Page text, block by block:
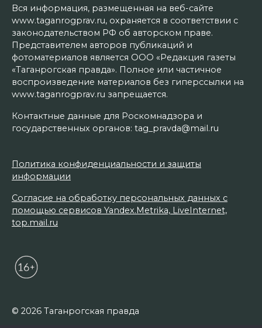
Вся информация, размещенная на веб-сайте
www.taganrogprav.ru, охраняется в соответствии с
законодательством РФ об авторском праве.
Представителем авторов публикаций и
фотоматериалов является ООО «Редакция газеты
«Таганрогская правда». Полное или частичное
воспроизведение материалов без гиперссылки на
www.taganrogprav.ru запрещается.
Контактные данные для Роскомнадзора и
государственных органов: tag_pravda@mail.ru
Политика конфиденциальности и защиты
информации
Согласие на обработку персональных данных с
помощью сервисов Yandex.Metrika, LiveInternet,
top.mail.ru
© 2026 Таганрогская правда